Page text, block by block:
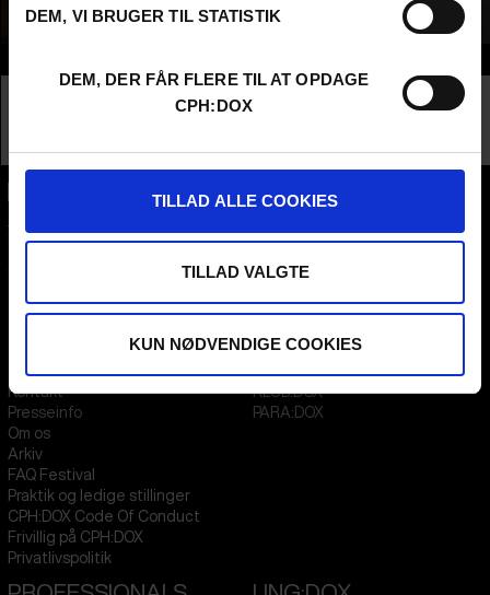
DEM, VI BRUGER TIL STATISTIK
DEM, DER FÅR FLERE TIL AT OPDAGE
CPH:DOX
TILLAD ALLE COOKIES
TILLAD VALGTE
KUN NØDVENDIGE COOKIES
Flæsketorvet 60, 3s
FESTIVAL 2026 DA
Kontakt
Presseinfo
Om os
Arkiv
FAQ Festival
Praktik og ledige stillinger
CPH:DOX Code Of Conduct
Frivillig på CPH:DOX
Privatlivspolitik
STREAMING
KLUB:DOX
PARA:DOX